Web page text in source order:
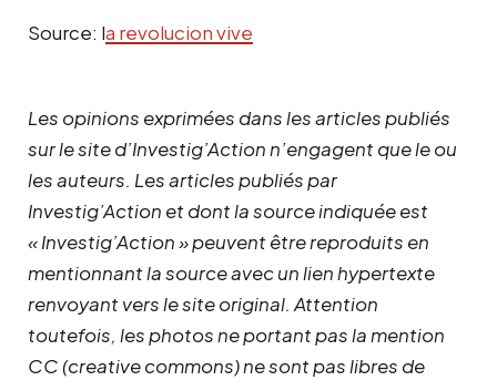
Source: la revolucion vive
Les opinions exprimées dans les articles publiés
sur le site d’Investig’Action n’engagent que le ou
les auteurs. Les articles publiés par
Investig’Action et dont la source indiquée est
« Investig’Action » peuvent être reproduits en
mentionnant la source avec un lien hypertexte
renvoyant vers le site original. Attention
toutefois, les photos ne portant pas la mention
CC (creative commons) ne sont pas libres de